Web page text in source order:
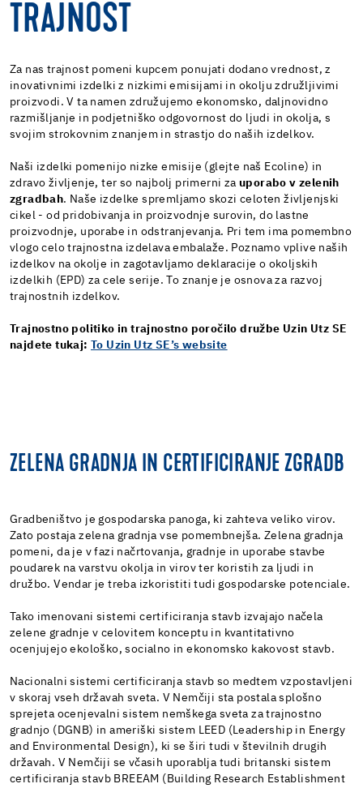
TRAJNOST
Za nas trajnost pomeni kupcem ponujati dodano vrednost, z
inovativnimi izdelki z nizkimi emisijami in okolju združljivimi
proizvodi. V ta namen združujemo ekonomsko, daljnovidno
razmišljanje in podjetniško odgovornost do ljudi in okolja, s
svojim strokovnim znanjem in strastjo do naših izdelkov.
Naši izdelki pomenijo nizke emisije (glejte naš Ecoline) in
zdravo življenje, ter so najbolj primerni za uporabo v zelenih
zgradbah. Naše izdelke spremljamo skozi celoten življenjski
cikel - od pridobivanja in proizvodnje surovin, do lastne
proizvodnje, uporabe in odstranjevanja. Pri tem ima pomembno
vlogo celo trajnostna izdelava embalaže. Poznamo vplive naših
izdelkov na okolje in zagotavljamo deklaracije o okoljskih
izdelkih (EPD) za cele serije. To znanje je osnova za razvoj
trajnostnih izdelkov.
Trajnostno politiko in trajnostno poročilo družbe Uzin Utz SE
najdete tukaj:
To Uzin Utz SE’s website
ZELENA GRADNJA IN CERTIFICIRANJE ZGRADB
Gradbeništvo je gospodarska panoga, ki zahteva veliko virov.
Zato postaja zelena gradnja vse pomembnejša. Zelena gradnja
pomeni, da je v fazi načrtovanja, gradnje in uporabe stavbe
poudarek na varstvu okolja in virov ter koristih za ljudi in
družbo. Vendar je treba izkoristiti tudi gospodarske potenciale.
Tako imenovani sistemi certificiranja stavb izvajajo načela
zelene gradnje v celovitem konceptu in kvantitativno
ocenjujejo ekološko, socialno in ekonomsko kakovost stavb.
Nacionalni sistemi certificiranja stavb so medtem vzpostavljeni
v skoraj vseh državah sveta. V Nemčiji sta postala splošno
sprejeta ocenjevalni sistem nemškega sveta za trajnostno
gradnjo (DGNB) in ameriški sistem LEED (Leadership in Energy
and Environmental Design), ki se širi tudi v številnih drugih
državah. V Nemčiji se včasih uporablja tudi britanski sistem
certificiranja stavb BREEAM (Building Research Establishment